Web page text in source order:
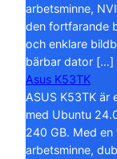
arbetsminne,
den fortfarande
och enklare
bärbar dator […]
Asus K53TK
ASUS K53TK
med Ubuntu
240 GB. Med
arbetsminne,